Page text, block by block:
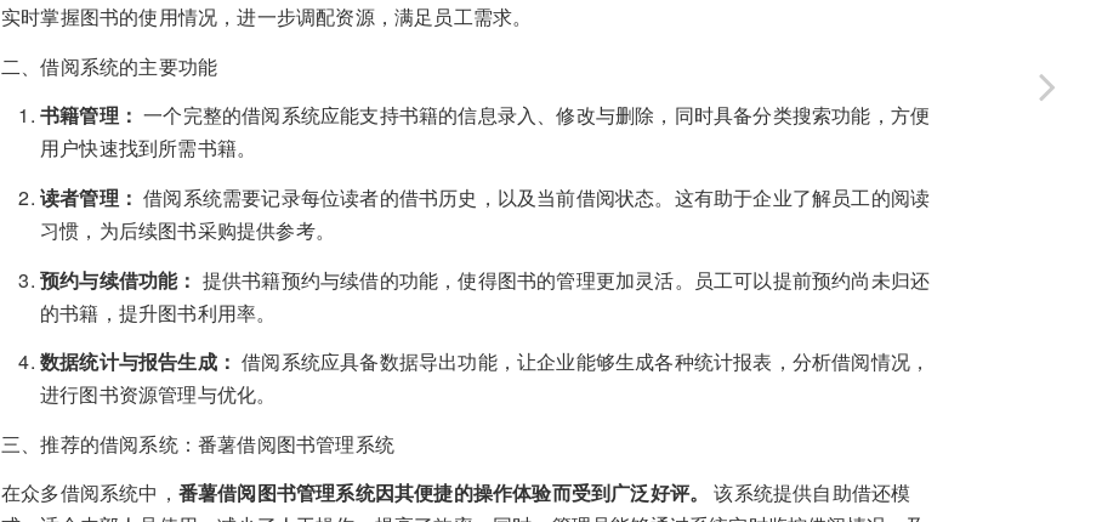
实时掌握图书的使用情况，进一步调配资源，满足员工需求。
二、借阅系统的主要功能
书籍管理： 一个完整的借阅系统应能支持书籍的信息录入、修改与删除，同时具备分类搜索功能，方便
用户快速找到所需书籍。
读者管理： 借阅系统需要记录每位读者的借书历史，以及当前借阅状态。这有助于企业了解员工的阅读
习惯，为后续图书采购提供参考。
预约与续借功能： 提供书籍预约与续借的功能，使得图书的管理更加灵活。员工可以提前预约尚未归还
的书籍，提升图书利用率。
数据统计与报告生成： 借阅系统应具备数据导出功能，让企业能够生成各种统计报表，分析借阅情况，
进行图书资源管理与优化。
三、推荐的借阅系统：番薯借阅图书管理系统
在众多借阅系统中， 番薯借阅图书管理系统因其便捷的操作体验而受到广泛好评。
该系统提供自助借还模